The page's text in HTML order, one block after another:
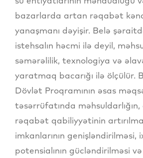
bazarlarda artan rəqabət
yanaşmanı dəyişir. Belə
istehsalın həcmi ilə deyil,
səmərəlilik, texnologiya və
yaratmaq bacarığı ilə ölçülür.
Dövlət Proqramının əsas
təsərrüfatında
rəqabət qabiliyyətinin
imkanlarının genişləndirilməsi,
potensialının gücləndirilməsi